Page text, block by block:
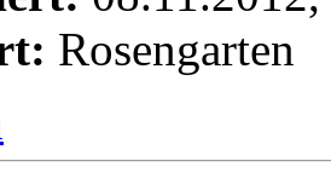
Rosengarten